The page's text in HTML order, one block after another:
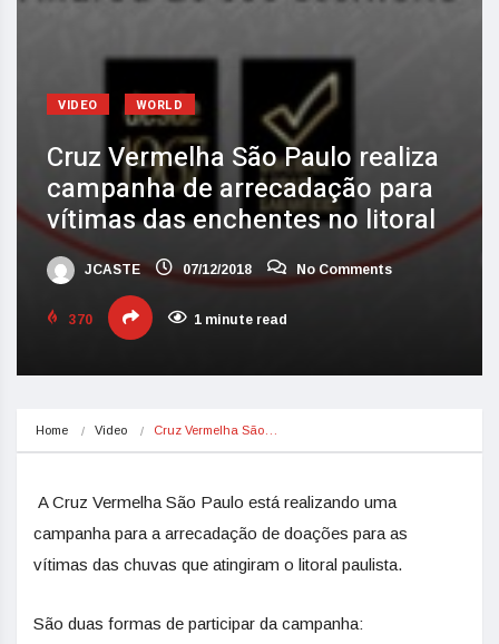
VIDEO WORLD
Cruz Vermelha São Paulo realiza
campanha de arrecadação para
vítimas das enchentes no litoral
JCASTE 07/12/2018 No Comments
370 1 minute read
Home Video Cruz Vermelha São…
A Cruz Vermelha São Paulo está realizando uma
campanha para a arrecadação de doações para as
vítimas das chuvas que atingiram o litoral paulista.
São duas formas de participar da campanha: